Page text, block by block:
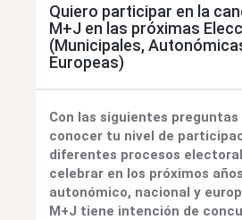
Quiero participar en la
M+J en las próximas
(Municipales,
Europeas)
Con las siguientes preguntas
conocer tu nivel de
diferentes procesos
celebrar en los próximos
autonómico, nacional y
M+J tiene intención de